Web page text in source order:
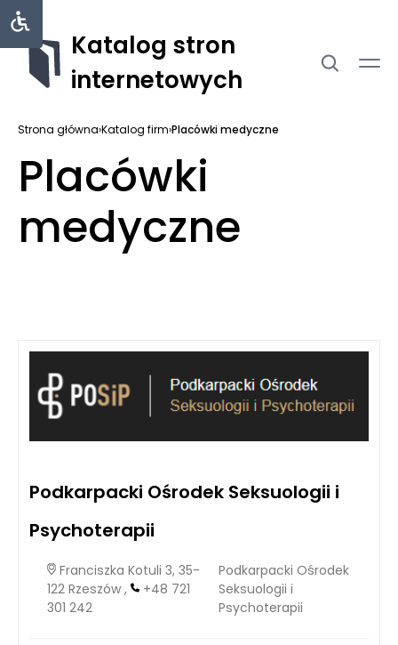
Katalog stron
internetowych
Strona główna›Katalog firm›Placówki medyczne
Placówki
medyczne
Podkarpacki Ośrodek Seksuologii i
Psychoterapii
Franciszka Kotuli 3, 35-
122 Rzeszów ,
+48 721
301 242
Podkarpacki Ośrodek
Seksuologii i
Psychoterapii